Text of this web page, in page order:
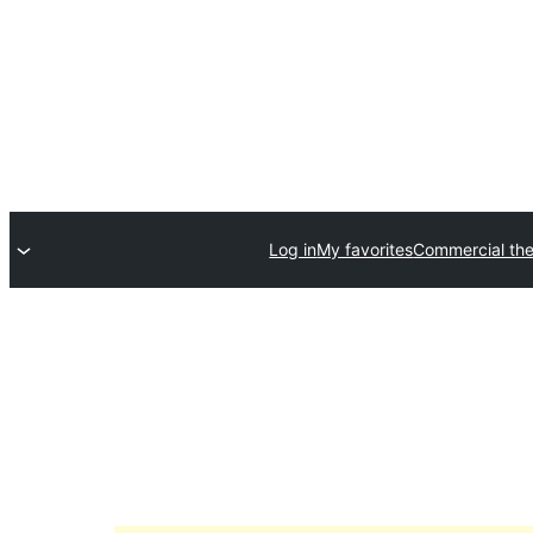
Commercial
My favorites
Log in